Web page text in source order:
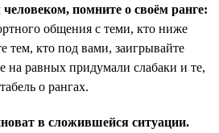
помните о своём ранге:
общения с теми, кто ниже
тем, кто под вами, заигрывайте
на равных придумали слабаки и те,
о рангах.
в сложившейся ситуации.